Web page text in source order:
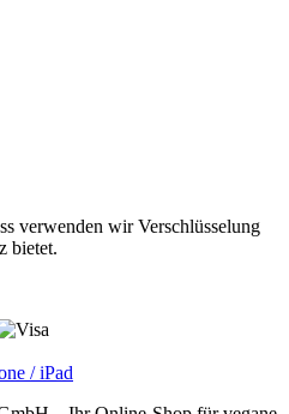
verwenden wir Verschlüsselung
bietet.
/ iPad